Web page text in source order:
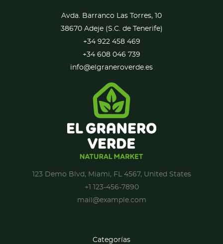
Avda. Barranco Las Torres, 10
38670 Adeje (S.C. de Tenerife)
+34 922 458 469
+34 608 046 739
info@elgraneroverde.es
123 Demo Blvd, Miami, FL 4567, United States
+1 123-456-7890
mail@example.com
Categorías